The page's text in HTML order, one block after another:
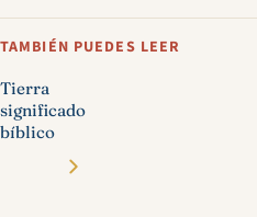
TAMBIÉN PUEDES LEER
Tierra
significado
bíblico